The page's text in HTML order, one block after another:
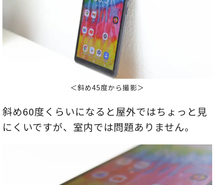
＜斜め45度から撮影＞
斜め60度くらいになると屋外ではちょっと見
にくいですが、室内では問題ありません。